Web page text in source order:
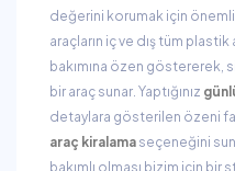
değerini korumak için
araçların iç ve dış tüm
bakımına özen göstererek,
bir araç sunar. Yaptığınız
detaylara gösterilen özeni
araç kiralama seçeneğini
bakımlı olması bizim için bir